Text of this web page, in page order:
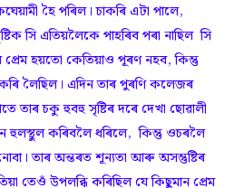
হৈ পৰিল। চাকৰি এটা পালে,
সি এতিয়লৈকে পাহৰিব পৰা নাছিল সি
প্ৰেম হয়তো কেতিয়াও পূৰণ নহব, কিন্তু
লৈছিল। এদিন তাৰ পুৰণি কলেজৰ
তাৰ চকু হুবহু সৃষ্টিৰ দৰে দেখা ছোৱালী
কৰিবলৈ ধৰিলে, কিন্তু ওচৰলৈ
তাৰ অন্তৰত শূন্যতা আৰু অসন্তুষ্টিৰ
তেওঁ উপলব্ধি কৰিছিল যে কিছুমান প্ৰেম